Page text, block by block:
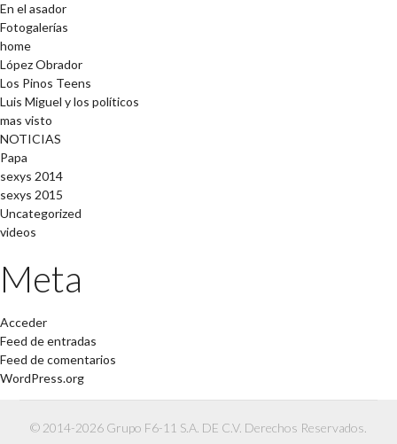
En el asador
Fotogalerías
home
López Obrador
Los Pinos Teens
Luis Miguel y los políticos
mas visto
NOTICIAS
Papa
sexys 2014
sexys 2015
Uncategorized
videos
Meta
Acceder
Feed de entradas
Feed de comentarios
WordPress.org
© 2014-2026 Grupo F6-11 S.A. DE C.V. Derechos Reservados.